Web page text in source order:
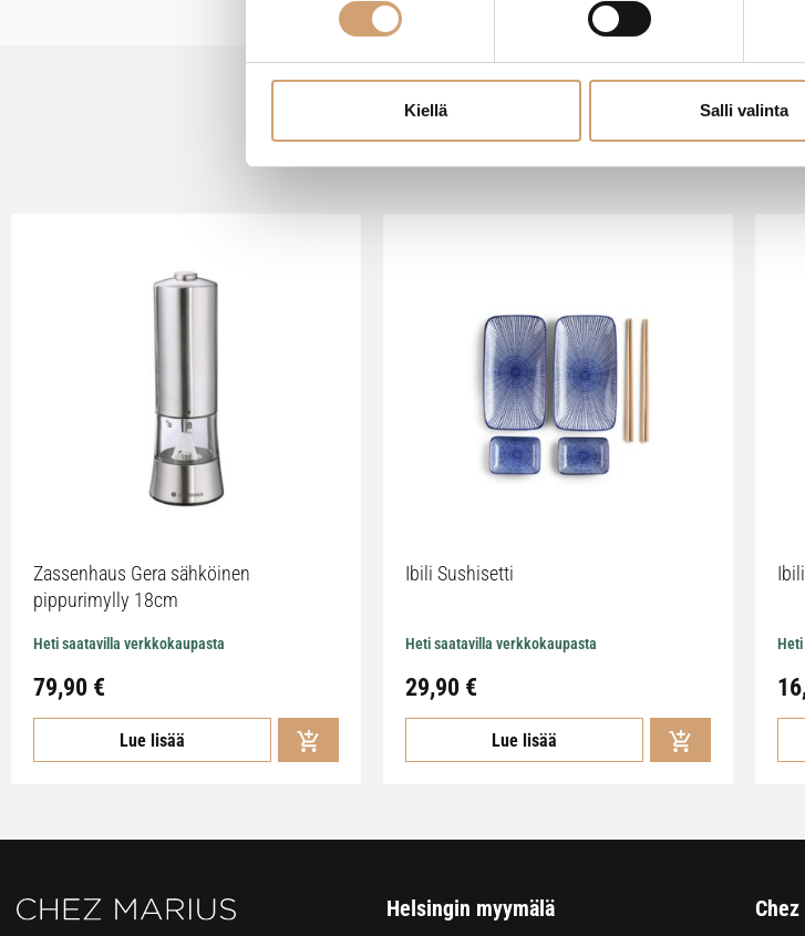
Kiellä Salli valinta
VIIMEISIMMÄT
Zassenhaus Gera sähköinen
pippurimylly 18cm
Heti saatavilla verkkokaupasta
79,90 €
Lue lisää
Ibili Sushisetti
Heti saatavilla verkkokaupasta
29,90 €
Lue lisää
Helsingin myymälä